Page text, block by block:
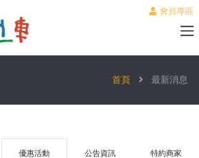
會員專區
首頁 最新消息
優惠活動 公告資訊 特約商家